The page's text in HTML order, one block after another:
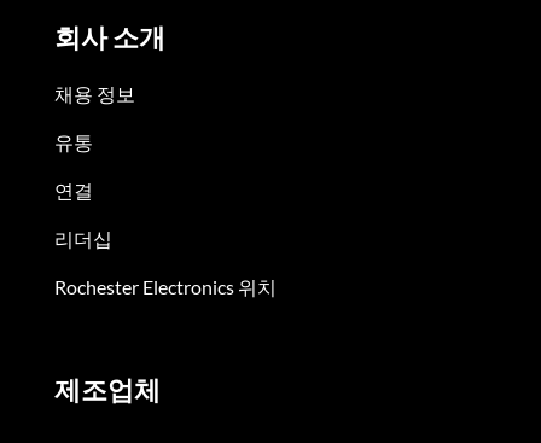
회사 소개
채용 정보
유통
연결
리더십
Rochester Electronics 위치
제조업체